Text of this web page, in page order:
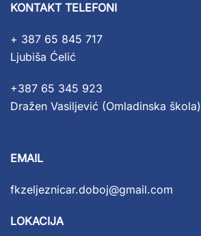
KONTAKT TELEFONI
+ 387 65 845 717
Ljubiša Ćelić
+387 65 345 923
Dražen Vasiljević (Omladinska škola)
EMAIL
fkzeljeznicar.doboj@gmail.com
LOKACIJA